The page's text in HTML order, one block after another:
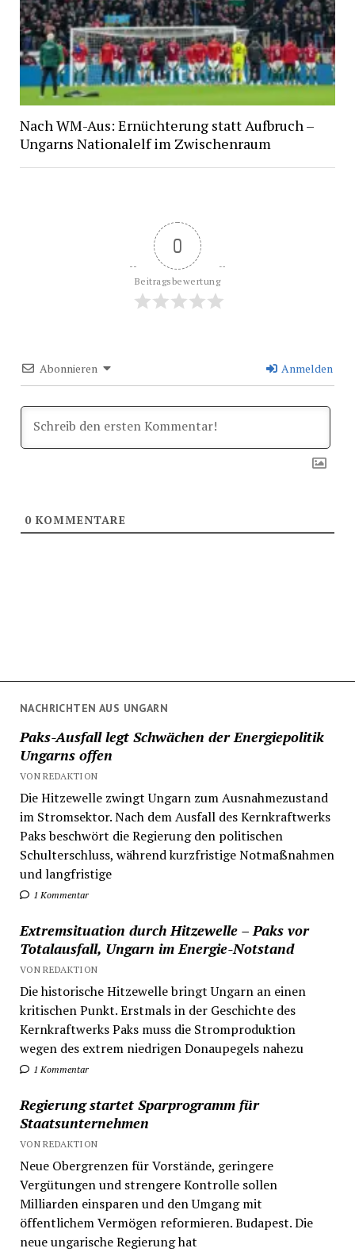
NACHRICHTEN AUS UNGARN
Paks-Ausfall legt Schwächen der Energiepolitik
Ungarns offen
VON REDAKTION
Die Hitzewelle zwingt Ungarn zum Ausnahmezustand
im Stromsektor. Nach dem Ausfall des Kernkraftwerks
Paks beschwört die Regierung den politischen
Schulterschluss, während kurzfristige Notmaßnahmen
und langfristige
1 Kommentar
Extremsituation durch Hitzewelle – Paks vor
Totalausfall, Ungarn im Energie-Notstand
VON REDAKTION
Die historische Hitzewelle bringt Ungarn an einen
kritischen Punkt. Erstmals in der Geschichte des
Kernkraftwerks Paks muss die Stromproduktion
wegen des extrem niedrigen Donaupegels nahezu
1 Kommentar
Regierung startet Sparprogramm für
Staatsunternehmen
VON REDAKTION
Neue Obergrenzen für Vorstände, geringere
Vergütungen und strengere Kontrolle sollen
Milliarden einsparen und den Umgang mit
öffentlichem Vermögen reformieren. Budapest. Die
neue ungarische Regierung hat
Nach WM-Aus: Ernüchterung statt Aufbruch –
Ungarns Nationalelf im Zwischenraum
0
Beitragsbewertung
Abonnieren Anmelden
0KOMMENTARE